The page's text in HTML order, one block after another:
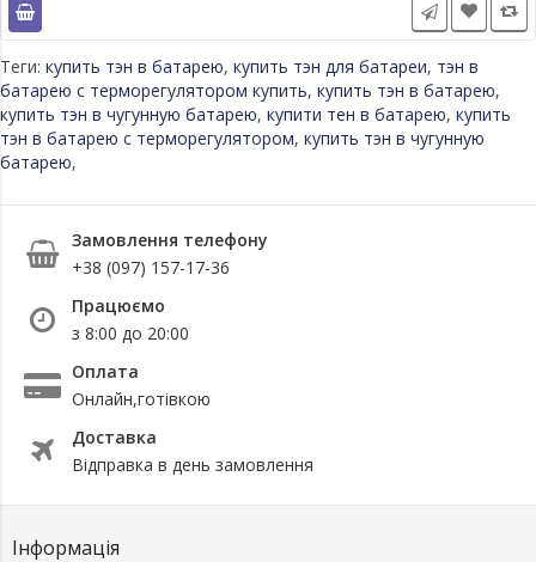
Теги: купить тэн в батарею, купить тэн для батареи, тэн в
батарею с терморегулятором купить, купить тэн в батарею,
купить тэн в чугунную батарею, купити тен в батарею, купить
тэн в батарею с терморегулятором, купить тэн в чугунную
батарею,
Замовлення телефону
+38 (097) 157-17-36
Працюємо
з 8:00 до 20:00
Оплата
Онлайн,готівкою
Доставка
Відправка в день замовлення
Інформація